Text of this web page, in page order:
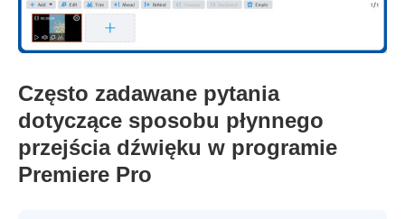
Często zadawane pytania
dotyczące sposobu płynnego
przejścia dźwięku w programie
Premiere Pro